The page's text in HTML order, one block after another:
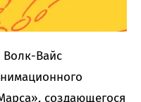
Волк-Вайс
создающегося